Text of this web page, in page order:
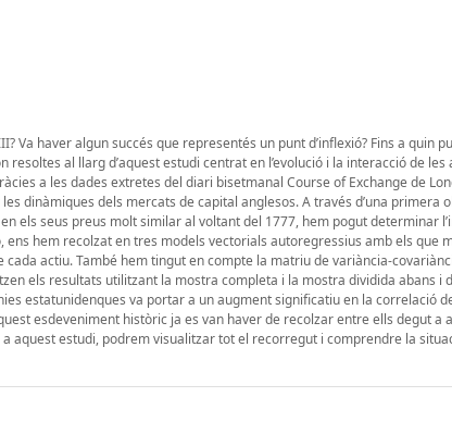
Va haver algun succés que representés un punt d’inflexió? Fins a quin
al llarg d’aquest estudi centrat en l’evolució i la interacció de les
a les dades extretes del diari bisetmanal Course of Exchange de
dinàmiques dels mercats de capital anglesos. A través d’una primera
els seus preus molt similar al voltant del 1777, hem pogut determinar
hem recolzat en tres models vectorials autoregressius amb els que
actiu. També hem tingut en compte la matriu de variància-
els resultats utilitzant la mostra completa i la mostra dividida abans i
estatunidenques va portar a un augment significatiu en la correlació
esdeveniment històric ja es van haver de recolzar entre ells degut a
aquest estudi, podrem visualitzar tot el recorregut i comprendre la